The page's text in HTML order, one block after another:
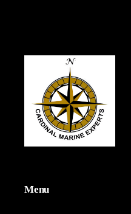
Menu